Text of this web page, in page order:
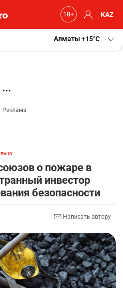
KAZ
Алматы+15 C
о пожаре в
инвестор
безопасности
Написать автору